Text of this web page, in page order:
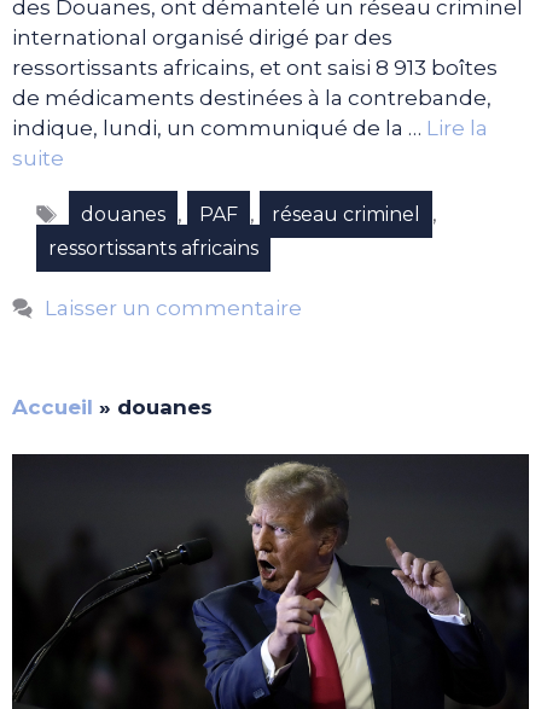
des Douanes, ont démantelé un réseau criminel
international organisé dirigé par des
ressortissants africains, et ont saisi 8 913 boîtes
de médicaments destinées à la contrebande,
indique, lundi, un communiqué de la … Lire la
suite
Étiquettes
douanes , PAF , réseau criminel ,
ressortissants africains
Laisser un commentaire
Accueil » douanes